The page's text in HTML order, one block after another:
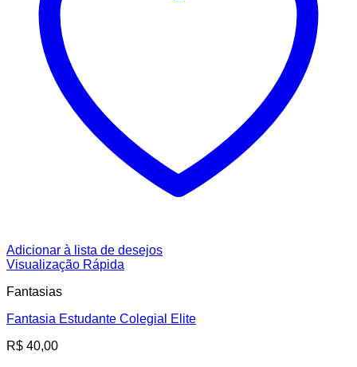
Adicionar à lista de desejos
Visualização Rápida
Fantasias
Fantasia Estudante Colegial Elite
R$ 40,00